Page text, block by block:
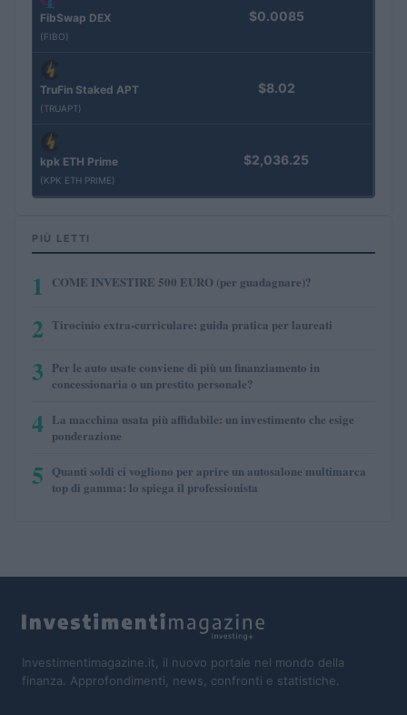
FibSwap DEX
(FIBO)
$0.0085
TruFin Staked APT
(TRUAPT)
$8.02
kpk ETH Prime
(KPK ETH PRIME)
$2,036.25
PIÙ LETTI
1 COME INVESTIRE 500 EURO (per guadagnare)?
2 Tirocinio extra-curriculare: guida pratica per laureati
3 Per le auto usate conviene di più un finanziamento in
concessionaria o un prestito personale?
4 La macchina usata più affidabile: un investimento che esige
ponderazione
5 Quanti soldi ci vogliono per aprire un autosalone multimarca
top di gamma: lo spiega il professionista
Investimentimagazine.it, il nuovo portale nel mondo della
finanza. Approfondimenti, news, confronti e statistiche.